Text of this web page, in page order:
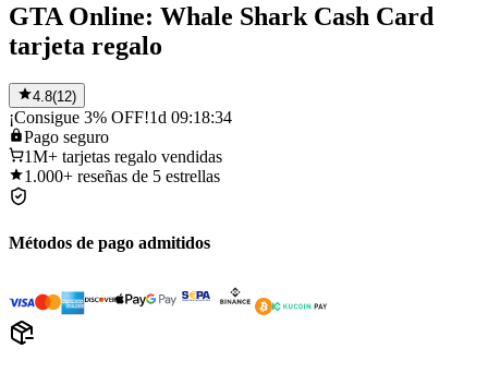
GTA Online: Whale Shark Cash Card
tarjeta regalo
4.8(12)
¡Consigue 3% OFF!1d 09:18:34
Pago seguro
1M+ tarjetas regalo vendidas
1.000+ reseñas de 5 estrellas
Métodos de pago admitidos